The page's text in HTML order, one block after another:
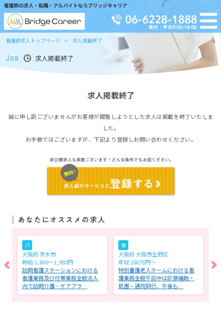
看護師の求人・転職・アルバイトならブリッジキャリア
看護師求人トップページ 求人掲載終了
求人掲載終了
求人掲載終了
誠に申し訳ございませんがお客様が閲覧しようとした求人は掲載を終了いたしま
した。
お手数ではございますが、下記より登録しお問い合わせください。
パ
大阪府 茨木市
時給:1,800～1,980円
訪問看護ステーションにおける
看護業務及び付帯業務全般法人
内で訪問介護・ケアプラ…
常
大阪府 大阪市生野区
年収:380万円～
特別養護老人ホームにおける看
護業務全般午前中は診察補助・
処置・通院同行、午後も…